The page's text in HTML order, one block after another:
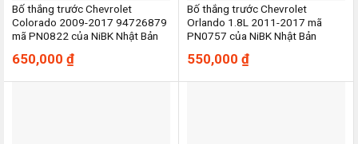
Bố thắng trước Chevrolet
Colorado 2009-2017 94726879
mã PN0822 của NiBK Nhật Bản
650,000 ₫
Bố thắng trước Chevrolet
Orlando 1.8L 2011-2017 mã
PN0757 của NiBK Nhật Bản
550,000 ₫